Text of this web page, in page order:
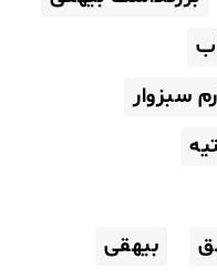
سبزوار
بیهقی